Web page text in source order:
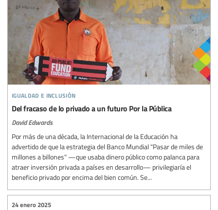
igualdad e inclusión
Del fracaso de lo privado a un futuro Por la Pública
David Edwards
Por más de una década, la Internacional de la Educación ha
advertido de que la estrategia del Banco Mundial "Pasar de miles de
millones a billones" —que usaba dinero público como palanca para
atraer inversión privada a países en desarrollo— privilegiaría el
beneficio privado por encima del bien común. Se...
24 enero 2025